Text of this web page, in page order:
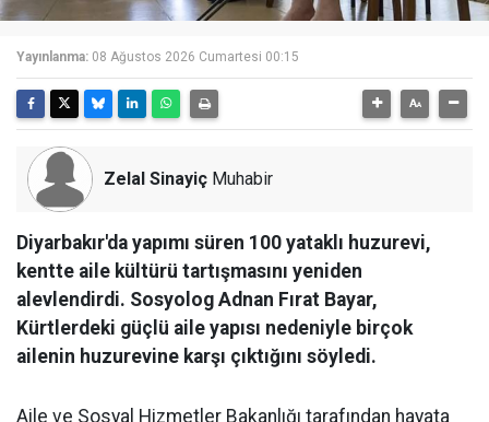
Yayınlanma: 08 Ağustos 2026 Cumartesi 00:15
Zelal Sinayiç Muhabir
Diyarbakır'da yapımı süren 100 yataklı huzurevi,
kentte aile kültürü tartışmasını yeniden
alevlendirdi. Sosyolog Adnan Fırat Bayar,
Kürtlerdeki güçlü aile yapısı nedeniyle birçok
ailenin huzurevine karşı çıktığını söyledi.
Aile ve Sosyal Hizmetler Bakanlığı tarafından hayata